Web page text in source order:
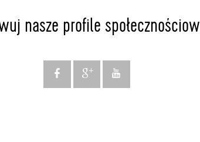
nasze profile